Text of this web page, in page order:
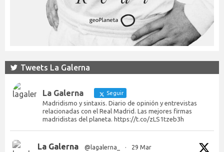
Tweets La Galerna
La Galerna Seguir
Madridismo y sintaxis. Diario de opinión y entrevistas
relacionadas con el Real Madrid. Las mejores firmas
madridistas del planeta. https://t.co/zLS1tzeb3h
La Galerna @lagalerna_ · 29 Mar